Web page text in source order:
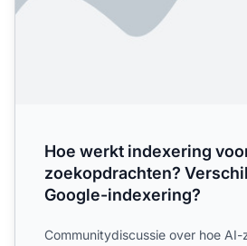
Hoe werkt indexering
zoekopdrachten?
Google-indexering?
Communitydiscussie over hoe AI-